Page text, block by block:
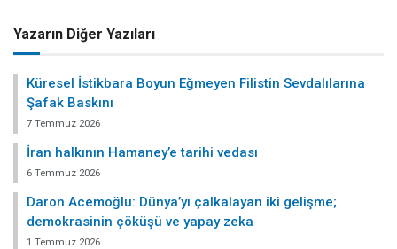
Yazarın Diğer Yazıları
Küresel İstikbara Boyun Eğmeyen Filistin Sevdalılarına
Şafak Baskını
7 Temmuz 2026
İran halkının Hamaney’e tarihi vedası
6 Temmuz 2026
Daron Acemoğlu: Dünya’yı çalkalayan iki gelişme;
demokrasinin çöküşü ve yapay zeka
1 Temmuz 2026